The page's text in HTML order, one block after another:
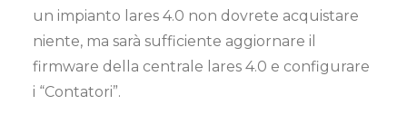
un impianto lares 4.0 non dovrete acquistare
niente, ma sarà sufficiente aggiornare il
firmware della centrale lares 4.0 e configurare
i “Contatori”.